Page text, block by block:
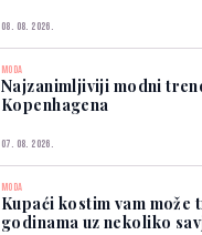
08. 08. 2026.
MODA
Najzanimljiviji modni
Kopenhagena
07. 08. 2026.
MODA
Kupaći kostim vam može
godinama uz nekoliko